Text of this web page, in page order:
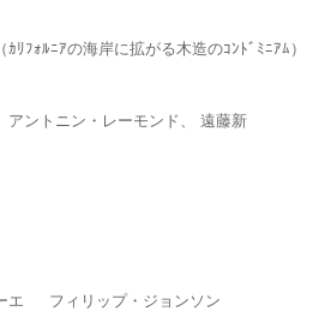
ﾘﾌｫﾙﾆｱの海岸に拡がる木造のｺﾝﾄﾞﾐﾆｱﾑ）
アントニン・レーモンド、 遠藤新
エ フィリップ・ジョンソン